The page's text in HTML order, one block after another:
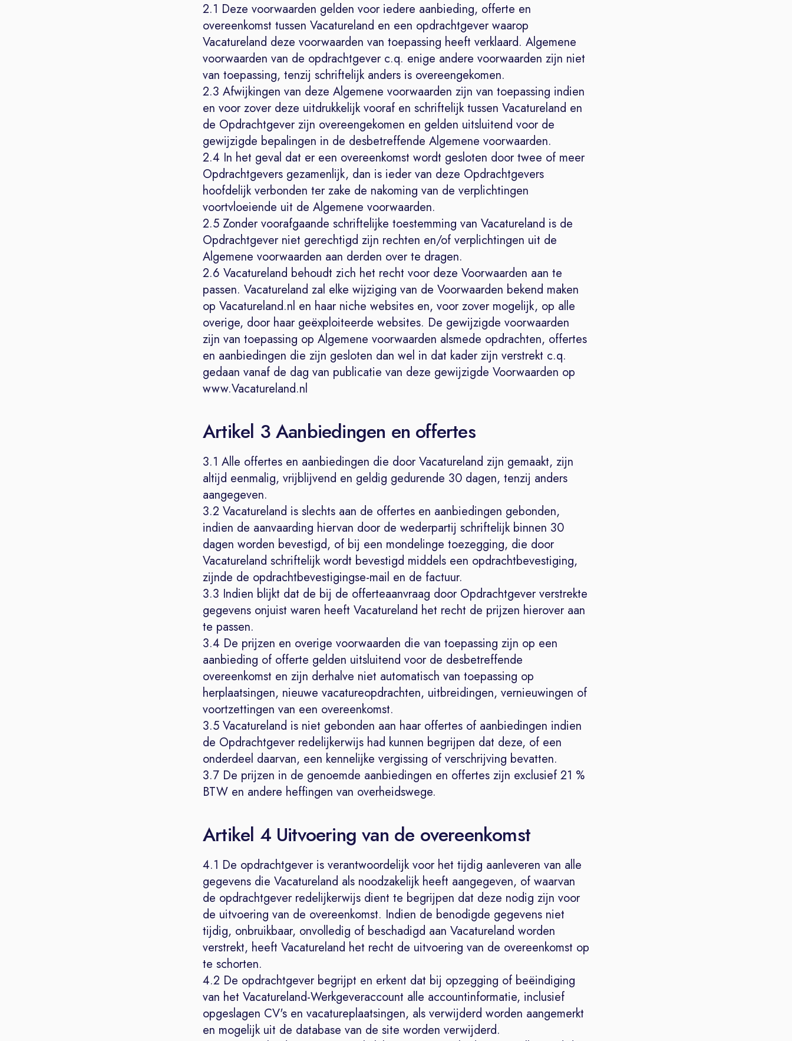
2.1 Deze voorwaarden gelden voor iedere aanbieding, offerte en
overeenkomst tussen Vacatureland en een opdrachtgever waarop
Vacatureland deze voorwaarden van toepassing heeft verklaard. Algemene
voorwaarden van de opdrachtgever c.q. enige andere voorwaarden zijn niet
van toepassing, tenzij schriftelijk anders is overeengekomen.
2.3 Afwijkingen van deze Algemene voorwaarden zijn van toepassing indien
en voor zover deze uitdrukkelijk vooraf en schriftelijk tussen Vacatureland en
de Opdrachtgever zijn overeengekomen en gelden uitsluitend voor de
gewijzigde bepalingen in de desbetreffende Algemene voorwaarden.
2.4 In het geval dat er een overeenkomst wordt gesloten door twee of meer
Opdrachtgevers gezamenlijk, dan is ieder van deze Opdrachtgevers
hoofdelijk verbonden ter zake de nakoming van de verplichtingen
voortvloeiende uit de Algemene voorwaarden.
2.5 Zonder voorafgaande schriftelijke toestemming van Vacatureland is de
Opdrachtgever niet gerechtigd zijn rechten en/of verplichtingen uit de
Algemene voorwaarden aan derden over te dragen.
2.6 Vacatureland behoudt zich het recht voor deze Voorwaarden aan te
passen. Vacatureland zal elke wijziging van de Voorwaarden bekend maken
op Vacatureland.nl en haar niche websites en, voor zover mogelijk, op alle
overige, door haar geëxploiteerde websites. De gewijzigde voorwaarden
zijn van toepassing op Algemene voorwaarden alsmede opdrachten, offertes
en aanbiedingen die zijn gesloten dan wel in dat kader zijn verstrekt c.q.
gedaan vanaf de dag van publicatie van deze gewijzigde Voorwaarden op
www.Vacatureland.nl
Artikel 3 Aanbiedingen en offertes
3.1 Alle offertes en aanbiedingen die door Vacatureland zijn gemaakt, zijn
altijd eenmalig, vrijblijvend en geldig gedurende 30 dagen, tenzij anders
aangegeven.
3.2 Vacatureland is slechts aan de offertes en aanbiedingen gebonden,
indien de aanvaarding hiervan door de wederpartij schriftelijk binnen 30
dagen worden bevestigd, of bij een mondelinge toezegging, die door
Vacatureland schriftelijk wordt bevestigd middels een opdrachtbevestiging,
zijnde de opdrachtbevestigingse-mail en de factuur.
3.3 Indien blijkt dat de bij de offerteaanvraag door Opdrachtgever verstrekte
gegevens onjuist waren heeft Vacatureland het recht de prijzen hierover aan
te passen.
3.4 De prijzen en overige voorwaarden die van toepassing zijn op een
aanbieding of offerte gelden uitsluitend voor de desbetreffende
overeenkomst en zijn derhalve niet automatisch van toepassing op
herplaatsingen, nieuwe vacatureopdrachten, uitbreidingen, vernieuwingen of
voortzettingen van een overeenkomst.
3.5 Vacatureland is niet gebonden aan haar offertes of aanbiedingen indien
de Opdrachtgever redelijkerwijs had kunnen begrijpen dat deze, of een
onderdeel daarvan, een kennelijke vergissing of verschrijving bevatten.
3.7 De prijzen in de genoemde aanbiedingen en offertes zijn exclusief 21 %
BTW en andere heffingen van overheidswege.
Artikel 4 Uitvoering van de overeenkomst
4.1 De opdrachtgever is verantwoordelijk voor het tijdig aanleveren van alle
gegevens die Vacatureland als noodzakelijk heeft aangegeven, of waarvan
de opdrachtgever redelijkerwijs dient te begrijpen dat deze nodig zijn voor
de uitvoering van de overeenkomst. Indien de benodigde gegevens niet
tijdig, onbruikbaar, onvolledig of beschadigd aan Vacatureland worden
verstrekt, heeft Vacatureland het recht de uitvoering van de overeenkomst op
te schorten.
4.2 De opdrachtgever begrijpt en erkent dat bij opzegging of beëindiging
van het Vacatureland-Werkgeveraccount alle accountinformatie, inclusief
opgeslagen CV's en vacatureplaatsingen, als verwijderd worden aangemerkt
en mogelijk uit de database van de site worden verwijderd.